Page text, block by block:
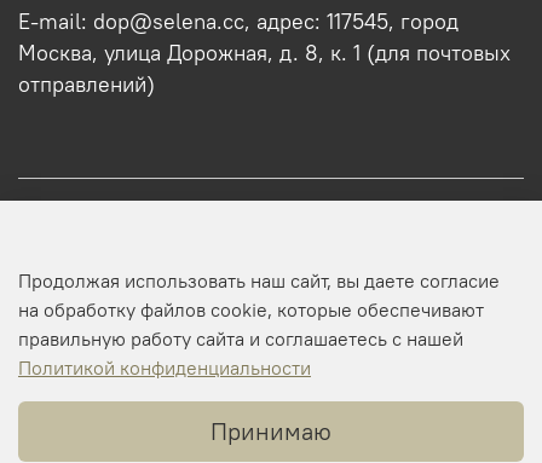
Оптовикам
Профиль
E-mail: dop@selena.cc, адрес: 117545, город
Москва, улица Дорожная, д. 8, к. 1 (для почтовых
отправлений)
Продолжая использовать наш сайт, вы даете согласие
на обработку файлов cookie, которые обеспечивают
правильную работу сайта и соглашаетесь с нашей
Политикой конфиденциальности
Принимаю